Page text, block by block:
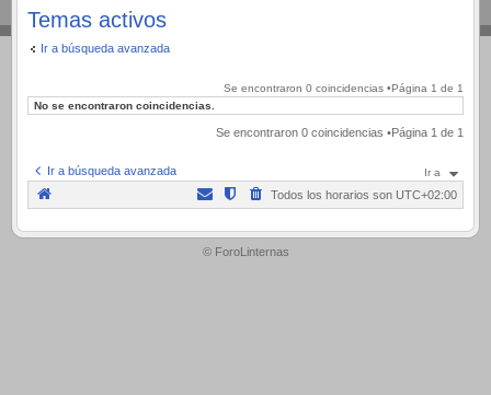
Temas activos
Ir a búsqueda avanzada
Se encontraron 0 coincidencias •Página 1 de 1
No se encontraron coincidencias.
Se encontraron 0 coincidencias •Página 1 de 1
Ir a búsqueda avanzada Ir a
Todos los horarios son UTC+02:00
.
© ForoLinternas